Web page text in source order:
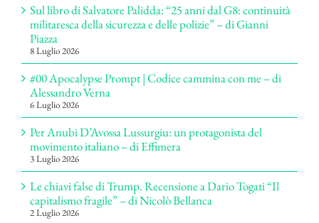
Sul libro di Salvatore Palidda: “25 anni dal G8: continuità
militaresca della sicurezza e delle polizie” – di Gianni
Piazza
8 Luglio 2026
#00 Apocalypse Prompt | Codice cammina con me – di
Alessandro Verna
6 Luglio 2026
Per Anubi D’Avossa Lussurgiu: un protagonista del
movimento italiano – di Effimera
3 Luglio 2026
Le chiavi false di Trump. Recensione a Dario Togati “Il
capitalismo fragile” – di Nicolò Bellanca
2 Luglio 2026